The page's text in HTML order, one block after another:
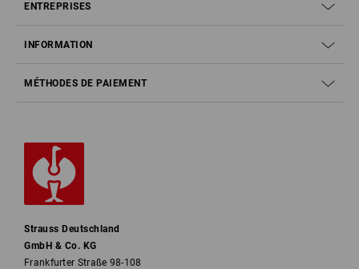
ENTREPRISES
INFORMATION
MÉTHODES DE PAIEMENT
Strauss Deutschland
GmbH & Co. KG
Frankfurter Straße 98-108